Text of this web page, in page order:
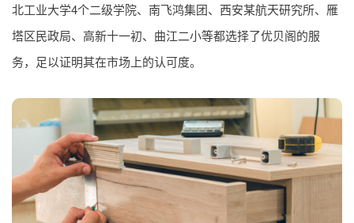
北工业大学4个二级学院、南飞鸿集团、西安某航天研究所、雁
塔区民政局、高新十一初、曲江二小等都选择了优贝阁的服
务，足以证明其在市场上的认可度。